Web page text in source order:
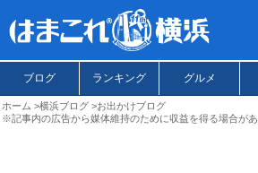
ブログ ランキング グルメ
ホーム 横浜ブログ
お出かけブログ
※記事内の広告から媒体維持のために収益を得る場合が